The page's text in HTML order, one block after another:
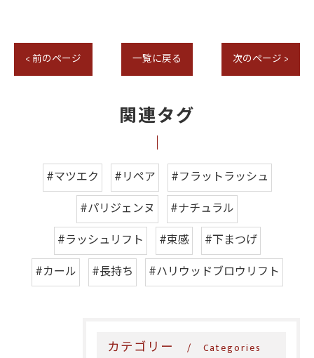
< 前のページ 一覧に戻る 次のページ >
関連タグ
#マツエク #リペア
#フラットラッシュ
#パリジェンヌ
#ナチュラル
#ラッシュリフト
#束感
#下まつげ
#カール
#長持ち #ハリウッドブロウリフト
カテゴリー Categories